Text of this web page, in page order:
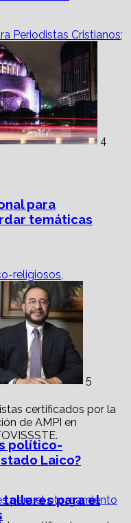
Periodistas Cristianos;
4
para
temáticas
religiosos,
5
político-
Laico?
para el otorgamiento
talleres para el